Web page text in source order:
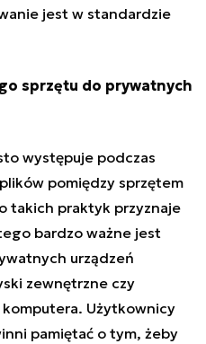
jest w standardzie
sprzętu do prywatnych
występuje podczas
pomiędzy sprzętem
takich praktyk przyznaje
bardzo ważne jest
urządzeń
zewnętrzne czy
komputera. Użytkownicy
pamiętać o tym, żeby